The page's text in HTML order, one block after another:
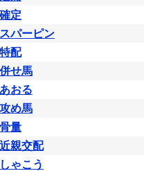
確定
スパーピン
特配
併せ馬
あおる
攻め馬
骨量
近親交配
しゃこう